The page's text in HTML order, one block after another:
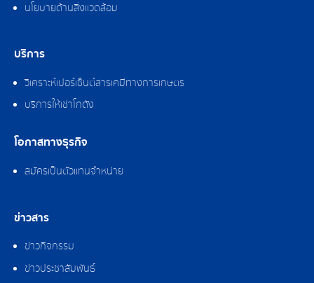
นโยบายด้านสิ่งแวดล้อม
บริการ
วิเคราะห์เปอร์เซ็นต์สารเคมีทางการเกษตร
บริการให้เช่าโกดัง
โอกาสทางธุรกิจ
สมัครเป็นตัวแทนจำหน่าย
ข่าวสาร
ข่าวกิจกรรม
ข่าวประชาสัมพันธ์